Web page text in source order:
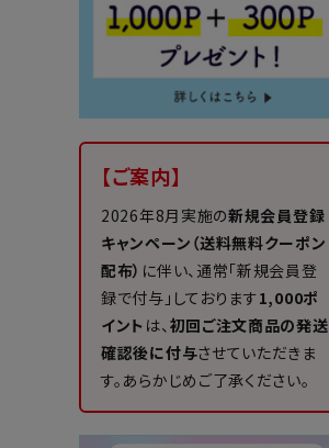
【ご案内】
2026年8月実施の新規会員登録
キャンペーン（送料無料クーポン
配布） に伴い、通常「新規会員登
録で付与」しております1,000ポ
イント は、初回ご注文商品の発送
確認後に付与させていただきま
す。あらかじめご了承ください。